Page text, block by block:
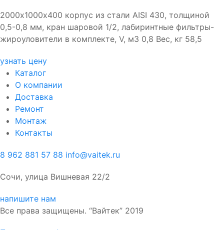
2000х1000х400 корпус из стали AISI 430, толщиной
0,5-0,8 мм, кран шаровой 1/2, лабиринтные фильтры-
жироуловители в комплекте, V, м3 0,8 Вес, кг 58,5
узнать цену
Каталог
О компании
Доставка
Ремонт
Монтаж
Контакты
8 962 881 57 88 info@vaitek.ru
Сочи, улица Вишневая 22/2
напишите нам
Все права защищены. “Вайтек” 2019